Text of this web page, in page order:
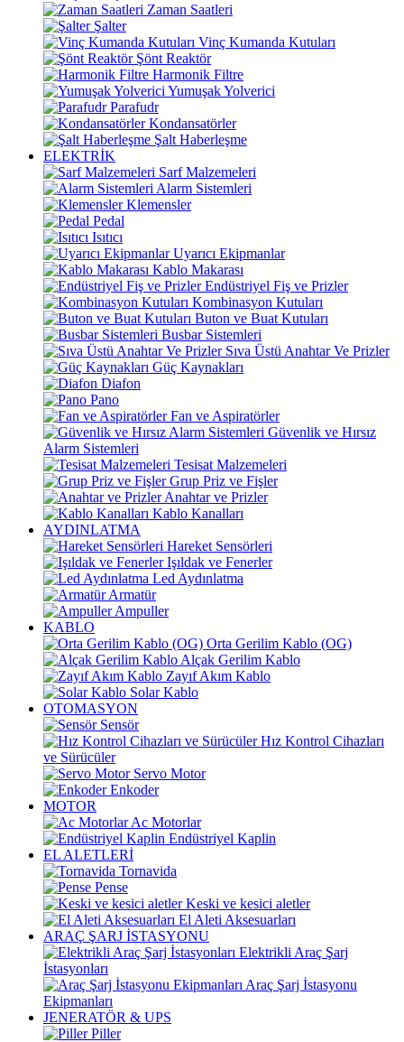
Zaman Saatleri
Şalter
Vinç Kumanda Kutuları
Şönt Reaktör
Harmonik Filtre
Yumuşak Yolverici
Parafudr
Kondansatörler
Şalt Haberleşme
ELEKTRİK
Sarf Malzemeleri
Alarm Sistemleri
Klemensler
Pedal
Isıtıcı
Uyarıcı Ekipmanlar
Kablo Makarası
Endüstriyel Fiş ve Prizler
Kombinasyon Kutuları
Buton ve Buat Kutuları
Busbar Sistemleri
Sıva Üstü Anahtar Ve Prizler
Güç Kaynakları
Diafon
Pano
Fan ve Aspiratörler
Güvenlik ve Hırsız
Alarm Sistemleri
Tesisat Malzemeleri
Grup Priz ve Fişler
Anahtar ve Prizler
Kablo Kanalları
AYDINLATMA
Hareket Sensörleri
Işıldak ve Fenerler
Led Aydınlatma
Armatür
Ampuller
KABLO
Orta Gerilim Kablo (OG)
Alçak Gerilim Kablo
Zayıf Akım Kablo
Solar Kablo
OTOMASYON
Sensör
Hız Kontrol Cihazları
ve Sürücüler
Servo Motor
Enkoder
MOTOR
Ac Motorlar
Endüstriyel Kaplin
EL ALETLERİ
Tornavida
Pense
Keski ve kesici aletler
El Aleti Aksesuarları
ARAÇ ŞARJ İSTASYONU
Elektrikli Araç Şarj
İstasyonları
Araç Şarj İstasyonu
Ekipmanları
JENERATÖR & UPS
Piller